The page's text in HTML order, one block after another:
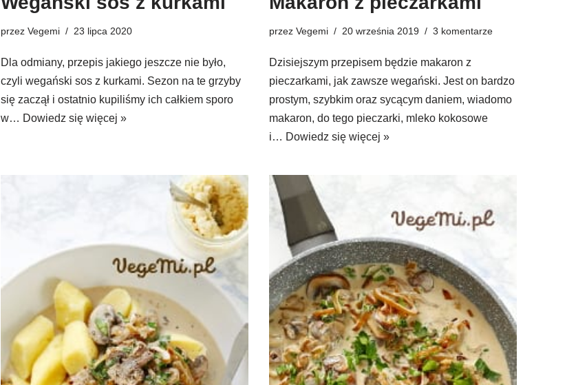
przez Vegemi 23 lipca 2020
Dla odmiany, przepis jakiego jeszcze nie było,
czyli wegański sos z kurkami. Sezon na te grzyby
się zaczął i ostatnio kupiliśmy ich całkiem sporo
w… Dowiedz się więcej »
przez Vegemi 20 września 2019 3 komentarze
Dzisiejszym przepisem będzie makaron z
pieczarkami, jak zawsze wegański. Jest on bardzo
prostym, szybkim oraz sycącym daniem, wiadomo
makaron, do tego pieczarki, mleko kokosowe
i… Dowiedz się więcej »